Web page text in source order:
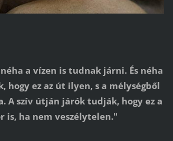
a vízen is tudnak járni. És néha
hogy ez az út ilyen, s a mélységből
A szív útján járók tudják, hogy ez a
is, ha nem veszélytelen."